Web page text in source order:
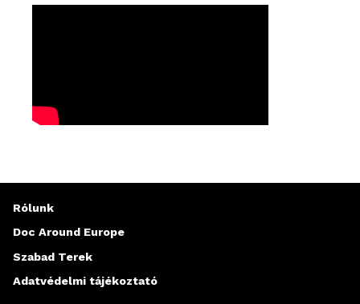
Rólunk
Doc Around Europe
Szabad Terek
Adatvédelmi tájékoztató